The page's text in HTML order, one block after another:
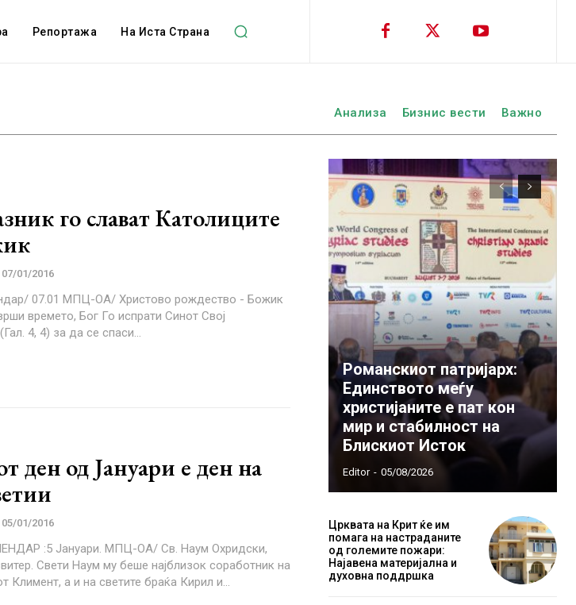
Репортажа На Иста Страна
Анализа Бизнис вести Важно
го слават Католиците
07/01/2016
рождество - Божик
времето, Бог Го испрати Синот Свој
4, 4) за да се спаси...
ден од Јануари е ден на
05/01/2016
МПЦ-ОА/ Св. Наум Охридски,
соработник на
Климент, а и на светите браќа Кирил и...
Романскиот патријарх:
Единството меѓу
христијаните е пат кон
мир и стабилност на
Блискиот Исток
Editor - 05/08/2026
Црквата на Крит ќе им
помага на настраданите
од големите пожари:
Најавена материјална и
духовна поддршка